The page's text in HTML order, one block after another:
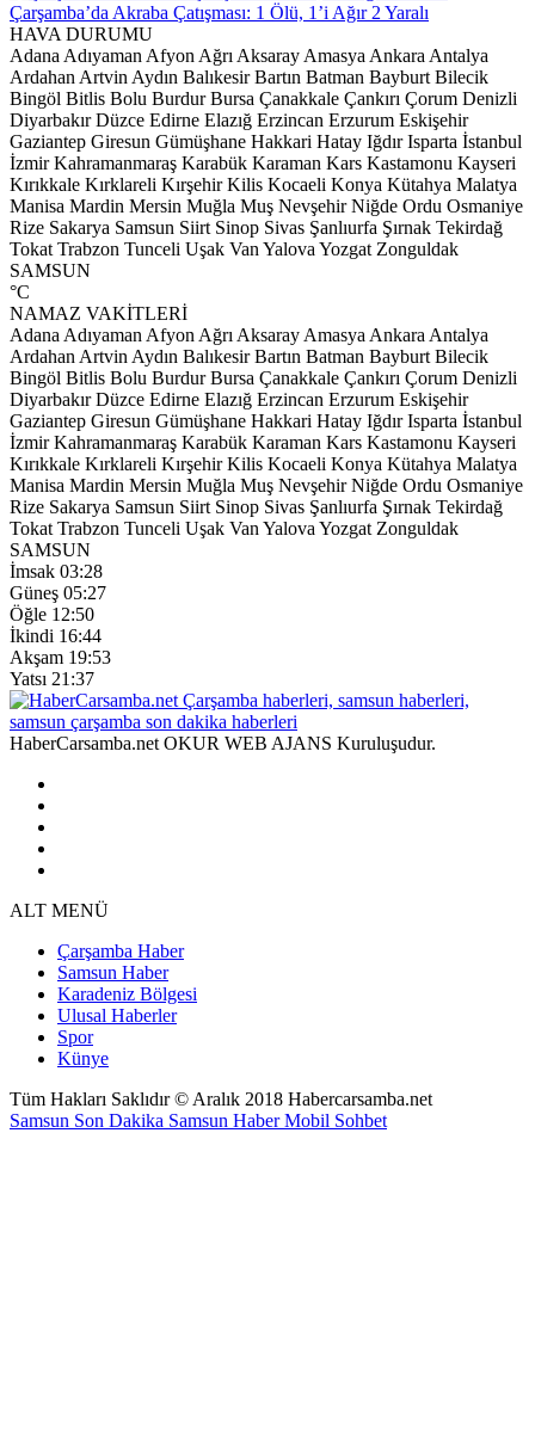
Çarşamba’da Akraba Çatışması: 1 Ölü, 1’i Ağır 2 Yaralı
HAVA DURUMU
Adana Adıyaman Afyon Ağrı Aksaray Amasya Ankara Antalya
Ardahan Artvin Aydın Balıkesir Bartın Batman Bayburt Bilecik
Bingöl Bitlis Bolu Burdur Bursa Çanakkale Çankırı Çorum Denizli
Diyarbakır Düzce Edirne Elazığ Erzincan Erzurum Eskişehir
Gaziantep Giresun Gümüşhane Hakkari Hatay Iğdır Isparta İstanbul
İzmir Kahramanmaraş Karabük Karaman Kars Kastamonu Kayseri
Kırıkkale Kırklareli Kırşehir Kilis Kocaeli Konya Kütahya Malatya
Manisa Mardin Mersin Muğla Muş Nevşehir Niğde Ordu Osmaniye
Rize Sakarya Samsun Siirt Sinop Sivas Şanlıurfa Şırnak Tekirdağ
Tokat Trabzon Tunceli Uşak Van Yalova Yozgat Zonguldak
SAMSUN
°C
NAMAZ VAKİTLERİ
Adana Adıyaman Afyon Ağrı Aksaray Amasya Ankara Antalya
Ardahan Artvin Aydın Balıkesir Bartın Batman Bayburt Bilecik
Bingöl Bitlis Bolu Burdur Bursa Çanakkale Çankırı Çorum Denizli
Diyarbakır Düzce Edirne Elazığ Erzincan Erzurum Eskişehir
Gaziantep Giresun Gümüşhane Hakkari Hatay Iğdır Isparta İstanbul
İzmir Kahramanmaraş Karabük Karaman Kars Kastamonu Kayseri
Kırıkkale Kırklareli Kırşehir Kilis Kocaeli Konya Kütahya Malatya
Manisa Mardin Mersin Muğla Muş Nevşehir Niğde Ordu Osmaniye
Rize Sakarya Samsun Siirt Sinop Sivas Şanlıurfa Şırnak Tekirdağ
Tokat Trabzon Tunceli Uşak Van Yalova Yozgat Zonguldak
SAMSUN
İmsak 03:28
Güneş 05:27
Öğle 12:50
İkindi 16:44
Akşam 19:53
Yatsı 21:37
HaberCarsamba.net OKUR WEB AJANS Kuruluşudur.
ALT MENÜ
Çarşamba Haber
Samsun Haber
Karadeniz Bölgesi
Ulusal Haberler
Spor
Künye
Tüm Hakları Saklıdır © Aralık 2018 Habercarsamba.net
Samsun Son Dakika Samsun HaberMobil Sohbet